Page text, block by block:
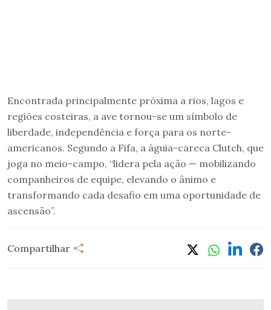
Encontrada principalmente próxima a rios, lagos e
regiões costeiras, a ave tornou-se um símbolo de
liberdade, independência e força para os norte-
americanos. Segundo a Fifa, a águia-careca Clutch, que
joga no meio-campo, “lidera pela ação — mobilizando
companheiros de equipe, elevando o ânimo e
transformando cada desafio em uma oportunidade de
ascensão”.
Compartilhar